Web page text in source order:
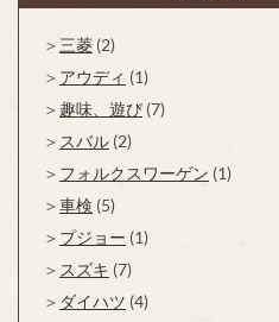
三菱 (2)
アウディ (1)
趣味、遊び (7)
スバル (2)
フォルクスワーゲン (1)
車検 (5)
プジョー (1)
スズキ (7)
ダイハツ (4)